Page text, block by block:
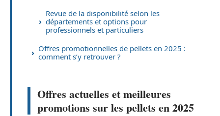
Revue de la disponibilité selon les
départements et options pour
professionnels et particuliers
Offres promotionnelles de pellets en 2025 :
comment s’y retrouver ?
Offres actuelles et meilleures
promotions sur les pellets en 2025